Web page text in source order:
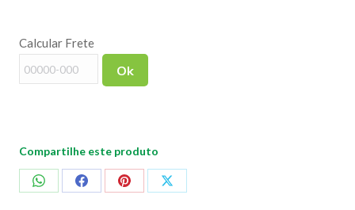
Calcular Frete
Ok
Compartilhe este produto
CompartilharCompartilharCompartilharCompartilhar